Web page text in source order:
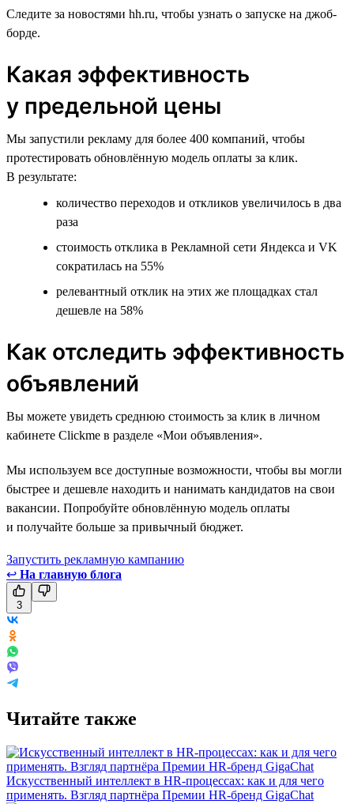
Следите за новостями hh.ru, чтобы узнать о запуске на джоб-
борде.
Какая эффективность
у предельной цены
Мы запустили рекламу для более 400 компаний, чтобы
протестировать обновлённую модель оплаты за клик.
В результате:
количество переходов и откликов увеличилось в два
раза
стоимость отклика в Рекламной сети Яндекса и VK
сократилась на 55%
релевантный отклик на этих же площадках стал
дешевле на 58%
Как отследить эффективность
объявлений
Вы можете увидеть среднюю стоимость за клик в личном
кабинете Clickme в разделе «Мои объявления».
Мы используем все доступные возможности, чтобы вы могли
быстрее и дешевле находить и нанимать кандидатов на свои
вакансии. Попробуйте обновлённую модель оплаты
и получайте больше за привычный бюджет.
Запустить рекламную кампанию
↩ На главную блога
3
Читайте также
Искусственный интеллект в HR-процессах: как и для чего
применять. Взгляд партнёра Премии HR-бренд GigaChat